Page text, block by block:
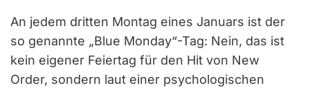
An jedem dritten Montag eines Januars ist der
so genannte „Blue Monday“-Tag: Nein, das ist
kein eigener Feiertag für den Hit von New
Order, sondern laut einer psychologischen